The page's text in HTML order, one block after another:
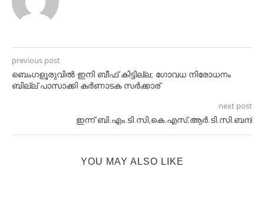
previous post
ബെംഗളൂരുവില്‍ ഇനി ബീഫ് കിട്ടില്ല; ഗോവധ നിരോധനം
ബില്ല് പാസാക്കി കര്‍ണാടക സര്‍ക്കാര്
next post
ഇന്ന് ബി.എം.ടി.സി,കെ.എസ്.ആർ.ടി.സി.ബന്ദ്
YOU MAY ALSO LIKE